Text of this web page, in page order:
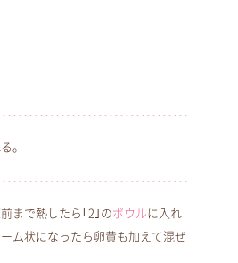
。
まで熱したら｢2｣のボウルに入れ
ム状になったら卵黄も加えて混ぜ